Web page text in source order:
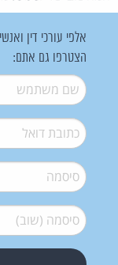
אלפי עורכי דין
הצטרפו גם אתם:
שם משתמש*
דואל*
סיסמה*
סיסמה (שוב)*